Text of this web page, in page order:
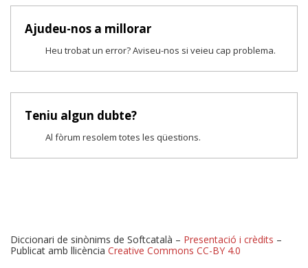
Ajudeu-nos a millorar
Heu trobat un error? Aviseu-nos si veieu cap problema.
Teniu algun dubte?
Al fòrum resolem totes les qüestions.
Diccionari de sinònims de Softcatalà – Presentació i crèdits –
Publicat amb llicència Creative Commons CC-BY 4.0